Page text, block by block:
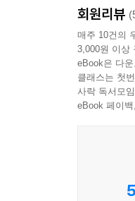
이마터즈의
서포터즈를
긍정적인
이마터즈로
기업 주도
추천보증
회원리뷰
매주 10건의
3,000원 이상
eBook은 다
클래스는 첫
사락 독서모
eBook 페이
5